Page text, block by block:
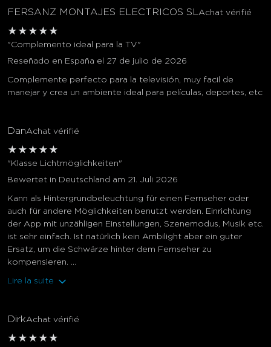
FERSANZ MONTAJES ELECTRICOS SLAchat vérifié
★ ★ ★ ★ ★
"Complemento ideal para la TV"
Reseñado en España el 27 de julio de 2026
Complemente perfecto para la televisión, muy facil de
manejar y crea un ambiente ideal para películas, deportes, etc
DanAchat vérifié
★ ★ ★ ★ ★
"Klasse Lichtmöglichkeiten"
Bewertet in Deutschland am 21. Juli 2026
Kann als Hintergrundbeleuchtung für einen Fernseher oder
auch für andere Möglichkeiten benutzt werden. Einrichtung
der App mit unzähligen Einstellungen, Szenemodus, Musik etc.
ist sehr einfach. Ist natürlich kein Ambilight aber ein guter
Ersatz, um die Schwärze hinter dem Fernseher zu
kompensieren. ...
Lire la suite
DirkAchat vérifié
★ ★ ★ ★ ★